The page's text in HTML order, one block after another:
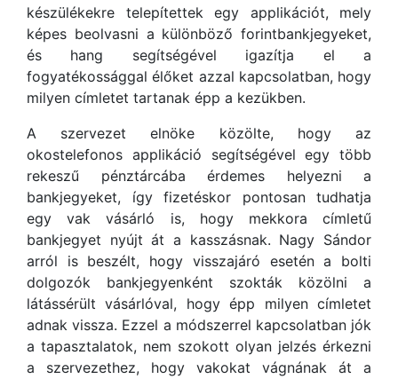
készülékekre telepítettek egy applikációt, mely
képes beolvasni a különböző forintbankjegyeket,
és hang segítségével igazítja el a
fogyatékossággal élőket azzal kapcsolatban, hogy
milyen címletet tartanak épp a kezükben.
A szervezet elnöke közölte, hogy az
okostelefonos applikáció segítségével egy több
rekeszű pénztárcába érdemes helyezni a
bankjegyeket, így fizetéskor pontosan tudhatja
egy vak vásárló is, hogy mekkora címletű
bankjegyet nyújt át a kasszásnak. Nagy Sándor
arról is beszélt, hogy visszajáró esetén a bolti
dolgozók bankjegyenként szokták közölni a
látássérült vásárlóval, hogy épp milyen címletet
adnak vissza. Ezzel a módszerrel kapcsolatban jók
a tapasztalatok, nem szokott olyan jelzés érkezni
a szervezethez, hogy vakokat vágnának át a